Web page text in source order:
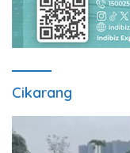
Cikarang